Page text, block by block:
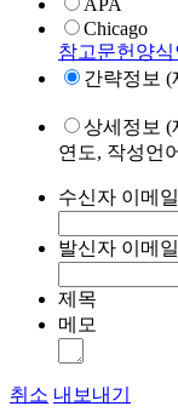
APA
Chicago
참고문헌양식
간략정보 (
상세정보 (
연도, 작성언
수신자 이메일
발신자 이메일
제목
메모
취소 내보내기